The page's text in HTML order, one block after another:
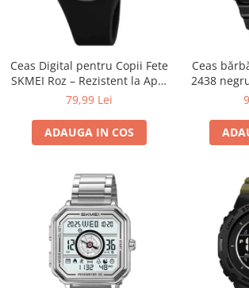
Ceas Digital pentru Copii Fete
SKMEI Roz – Rezistent la Apă,
Alarmă, Cronometru
79,99 Lei
ADAUGA IN COS
Ceas
2438
digital &